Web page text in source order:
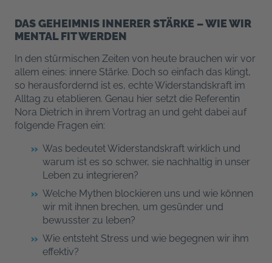
DAS GEHEIMNIS INNERER STÄRKE – WIE WIR
MENTAL FIT WERDEN
In den stürmischen Zeiten von heute brauchen wir vor
allem eines: innere Stärke. Doch so einfach das klingt,
so herausfordernd ist es, echte Widerstandskraft im
Alltag zu etablieren. Genau hier setzt die Referentin
Nora Dietrich in ihrem Vortrag an und geht dabei auf
folgende Fragen ein:
Was bedeutet Widerstandskraft wirklich und
warum ist es so schwer, sie nachhaltig in unser
Leben zu integrieren?
Welche Mythen blockieren uns und wie können
wir mit ihnen brechen, um gesünder und
bewusster zu leben?
Wie entsteht Stress und wie begegnen wir ihm
effektiv?